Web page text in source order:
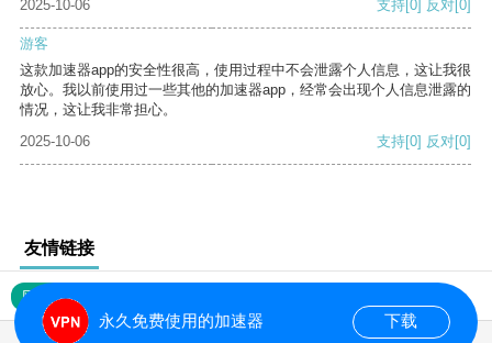
2025-10-06 支持[0] 反对[0]
游客
这款加速器app的安全性很高，使用过程中不会泄露个人信息，这让我很
放心。我以前使用过一些其他的加速器app，经常会出现个人信息泄露的
情况，这让我非常担心。
2025-10-06
支持[0] 反对[0]
友情链接
网站地图
永久免费使用的加速器 下载